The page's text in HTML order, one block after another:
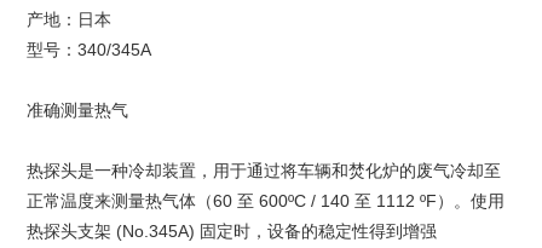
产地：日本
型号：340/345A
准确测量热气
热探头是一种冷却装置，用于通过将车辆和焚化炉的废气冷却至
正常温度来测量热气体（60 至 600ºC / 140 至 1112 ºF）。使用
热探头支架 (No.345A) 固定时，设备的稳定性得到增强